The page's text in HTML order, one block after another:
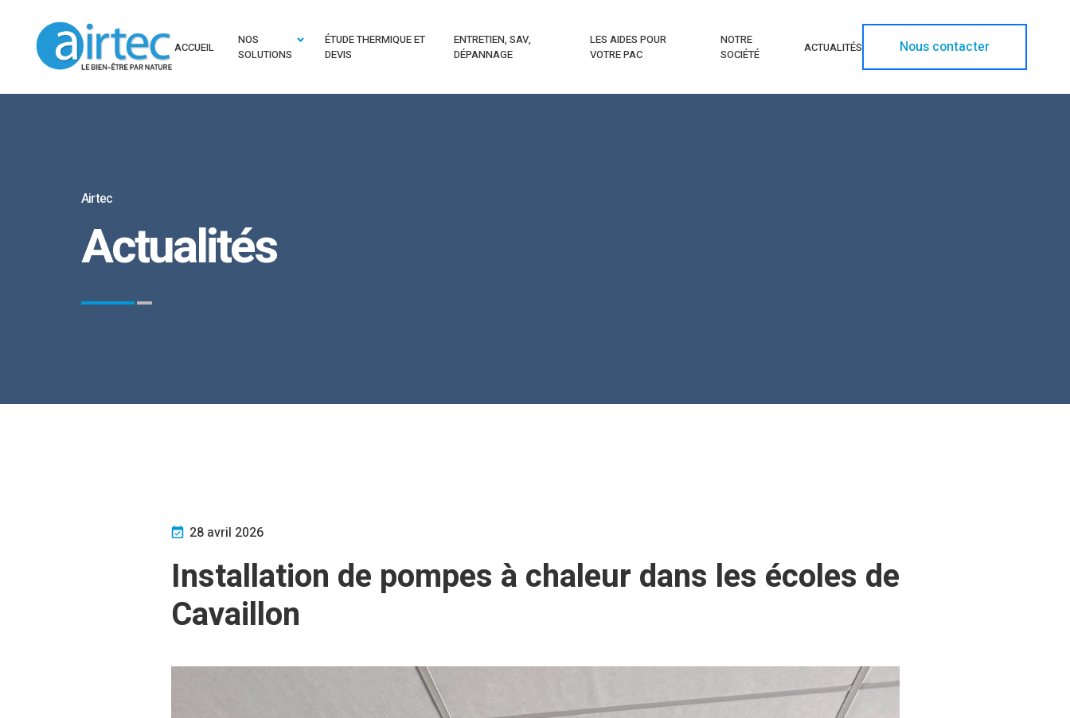
ACCUEIL
NOS
SOLUTIONS
ÉTUDE THERMIQUE ET
DEVIS
ENTRETIEN, SAV,
DÉPANNAGE
LES AIDES POUR
VOTRE PAC
NOTRE
SOCIÉTÉ
ACTUALITÉS Nous contacter
Airtec
Actualités
28 avril 2026
Installation de pompes à chaleur dans les écoles de
Cavaillon